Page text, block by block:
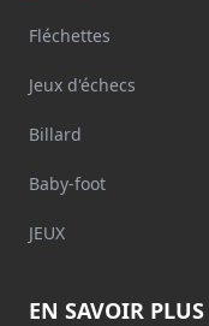
Fléchettes
Jeux d'échecs
Billard
Baby-foot
JEUX
EN SAVOIR PLUS